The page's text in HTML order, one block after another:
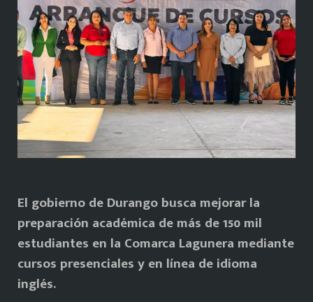
El gobierno de Durango busca mejorar la
preparación académica de más de 150 mil
estudiantes en la Comarca Lagunera mediante
cursos presenciales y en línea de idioma
inglés.